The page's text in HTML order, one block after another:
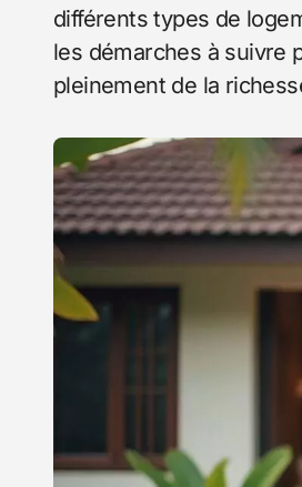
différents types de
les démarches à suivre
pleinement de la